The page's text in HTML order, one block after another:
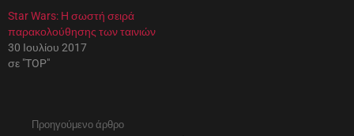
η
σ
τ
ο
T
w
i
(
Α
η
σ
η
σ
b
o
Star Wars: Η σωστή σειρά
παρακολούθησης των ταινιών
30 Ιουλίου 2017
σε "TOP"
Προηγούμενο άρθρο